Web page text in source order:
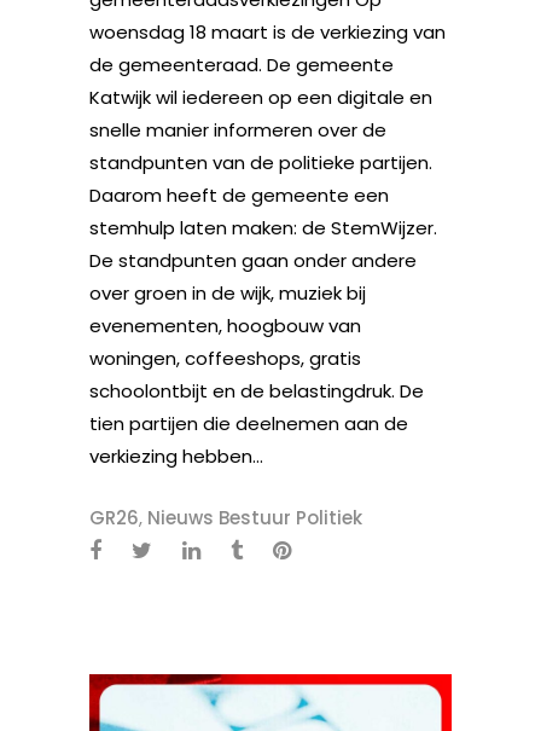
woensdag 18 maart is de verkiezing van
de gemeenteraad. De gemeente
Katwijk wil iedereen op een digitale en
snelle manier informeren over de
standpunten van de politieke partijen.
Daarom heeft de gemeente een
stemhulp laten maken: de StemWijzer.
De standpunten gaan onder andere
over groen in de wijk, muziek bij
evenementen, hoogbouw van
woningen, coffeeshops, gratis
schoolontbijt en de belastingdruk. De
tien partijen die deelnemen aan de
verkiezing hebben...
GR26, Nieuws Bestuur Politiek